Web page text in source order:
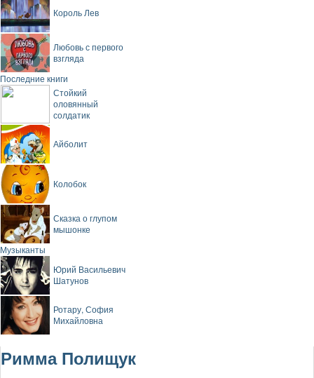
Король Лев
Любовь с первого
взгляда
Последние книги
Стойкий
оловянный
солдатик
Айболит
Колобок
Сказка о глупом
мышонке
Музыканты
Юрий Васильевич
Шатунов
Ротару, София
Михайловна
Римма Полищук